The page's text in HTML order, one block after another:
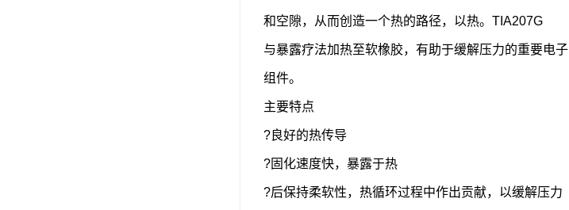
和空隙，从而创造一个热的路径，以热。TIA207G
与暴露疗法加热至软橡胶，有助于缓解压力的重要电子
组件。
主要特点
?良好的热传导
?固化速度快，暴露于热
?后保持柔软性，热循环过程中作出贡献，以缓解压力